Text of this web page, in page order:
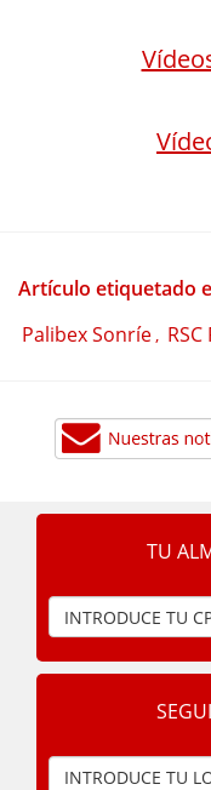
Artículo etiquetado
Palibex Sonríe, RSC
TU